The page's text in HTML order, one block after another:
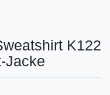
K122
Jacke